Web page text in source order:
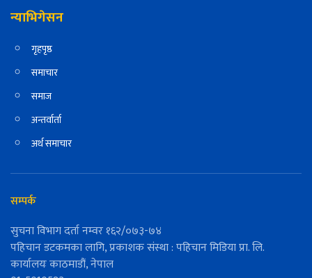
न्याभिगेसन
गृहपृष्ठ
समाचार
समाज
अन्तर्वार्ता
अर्थ समाचार
सम्पर्क
सुचना विभाग दर्ता नम्वर १६२/०७३-७४
पहिचान डटकमका लागि, प्रकाशक संस्था : पहिचान मिडिया प्रा. लि.
कार्यालयः काठमाडौं, नेपाल